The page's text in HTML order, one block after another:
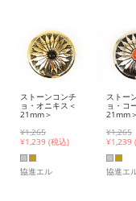
ストーンコンチ
ョ・オニキス＜
21mm＞
¥1,265
¥1,239 (税込)
協進エル
ストー
ョ・コ
21mm＞
¥1,265
¥1,239
協進エ